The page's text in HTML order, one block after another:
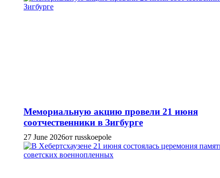
Мемориальную акцию провели 21 июня
соотчественники в Зигбурге
27 June 2026от russkoepole